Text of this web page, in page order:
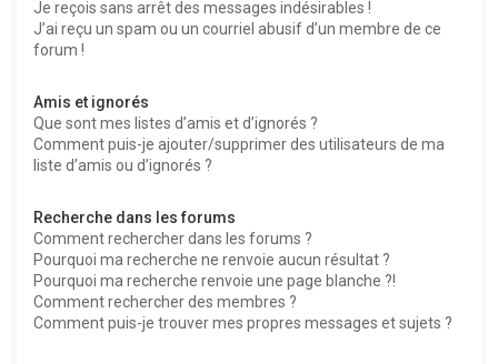
Je reçois sans arrêt des messages indésirables !
J’ai reçu un spam ou un courriel abusif d’un membre de ce
forum !
Amis et ignorés
Que sont mes listes d’amis et d’ignorés ?
Comment puis-je ajouter/supprimer des utilisateurs de ma
liste d’amis ou d’ignorés ?
Recherche dans les forums
Comment rechercher dans les forums ?
Pourquoi ma recherche ne renvoie aucun résultat ?
Pourquoi ma recherche renvoie une page blanche ?!
Comment rechercher des membres ?
Comment puis-je trouver mes propres messages et sujets ?